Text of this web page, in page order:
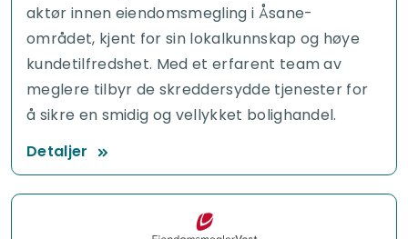
aktør innen eiendomsmegling i Åsane-
området, kjent for sin lokalkunnskap og høye
kundetilfredshet. Med et erfarent team av
meglere tilbyr de skreddersydde tjenester for
å sikre en smidig og vellykket bolighandel.
Detaljer